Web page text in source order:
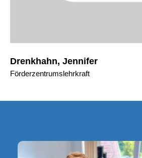
Drenkhahn, Jennifer
Förderzentrumslehrkraft